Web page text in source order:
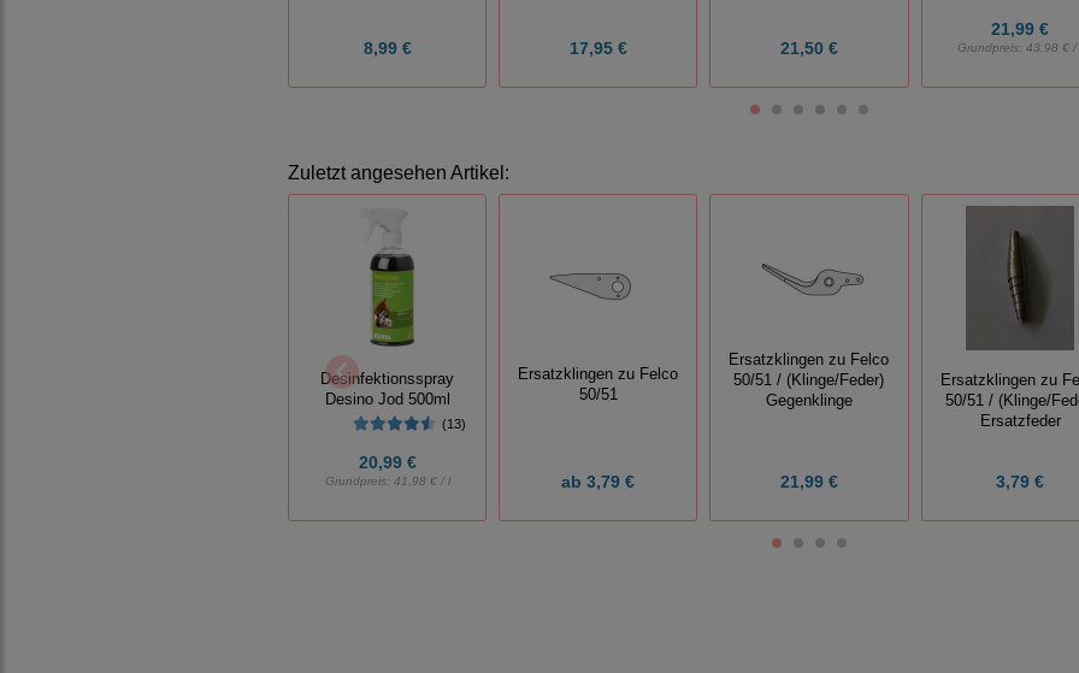
8,99 € 17,95 € 21,50 €
21,99 €
Grundpreis:43,98 € /
Zuletzt angesehen Artikel:
Desinfektionsspray
Desino Jod 500ml
(13)
20,99 €
Grundpreis: 41,98 € / l
Ersatzklingen zu Felco
50/51
ab 3,79 €
Ersatzklingen zu Felco
50/51 / (Klinge/Feder)
Gegenklinge
21,99 €
Ersatzklingen zu
50/51 / (Klinge/
Ersatzfeder
3,79 €